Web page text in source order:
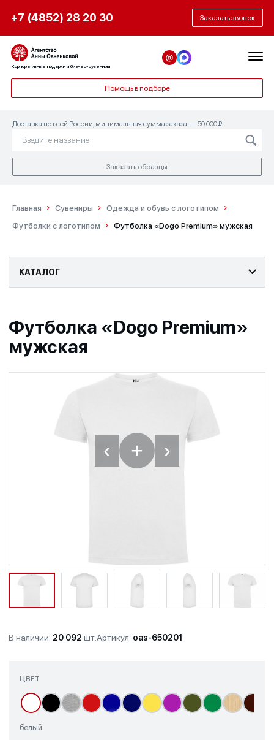
+7 (4852) 28 20 30 Заказать звонок
Корпоративные подарки и бизнес-сувениры
Помощь в подборе
Доставка по всей России, минимальная сумма заказа — 50 000 ₽
Заказать образцы
Главная Сувениры
Одежда и обувь с логотипом
Футболки с логотипом
Футболка «Dogo Premium» мужская
КАТАЛОГ
Футболка «Dogo Premium»
мужская
‹ + ›
В наличии: 20 092 шт.Артикул: oas-650201
ЦВЕТ
белый